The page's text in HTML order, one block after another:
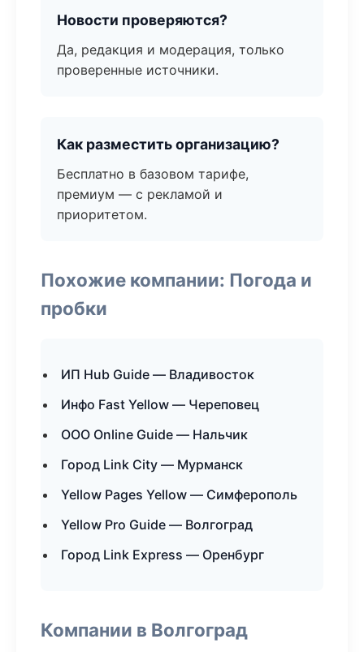
Новости проверяются?
Да, редакция и модерация, только
проверенные источники.
Как разместить организацию?
Бесплатно в базовом тарифе,
премиум — с рекламой и
приоритетом.
Похожие компании: Погода и
пробки
ИП Hub Guide — Владивосток
Инфо Fast Yellow — Череповец
ООО Online Guide — Нальчик
Город Link City — Мурманск
Yellow Pages Yellow — Симферополь
Yellow Pro Guide — Волгоград
Город Link Express — Оренбург
Компании в Волгоград